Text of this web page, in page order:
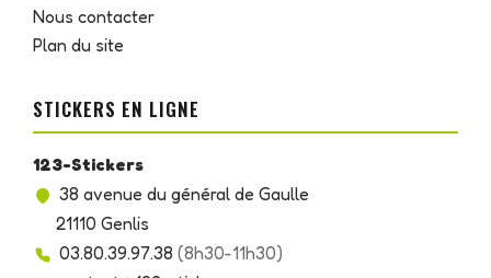
Nous contacter
Plan du site
STICKERS EN LIGNE
123-Stickers
38 avenue du général de Gaulle
21110 Genlis
03.80.39.97.38 (8h30-11h30)